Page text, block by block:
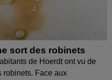
sort des robinets
de Hoerdt ont vu de
robinets. Face aux